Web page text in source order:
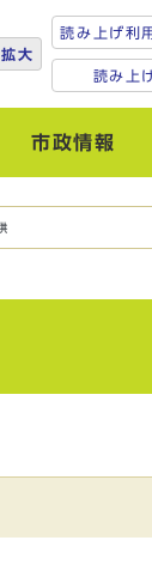
拡大
読み上げ利
読み上
市政情報